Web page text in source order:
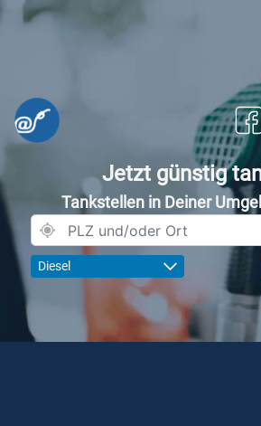
Jetzt günstig
Tankstellen in Deiner
Diesel